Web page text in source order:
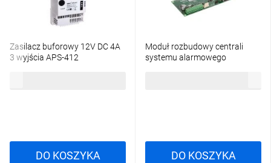
Zasilacz buforowy 12V DC 4A
3 wyjścia APS-412
DO KOSZYKA
Moduł rozbudowy centrali
systemu alarmowego
DO KOSZYKA